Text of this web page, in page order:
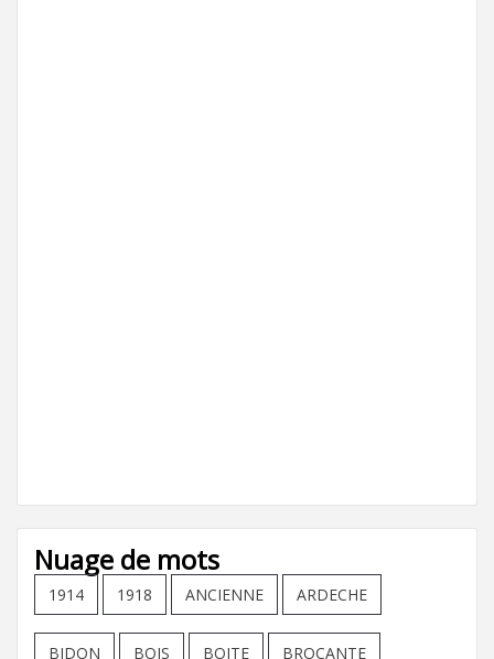
Nuage de mots
1914 1918 ANCIENNE ARDECHE
BIDON BOIS BOITE BROCANTE